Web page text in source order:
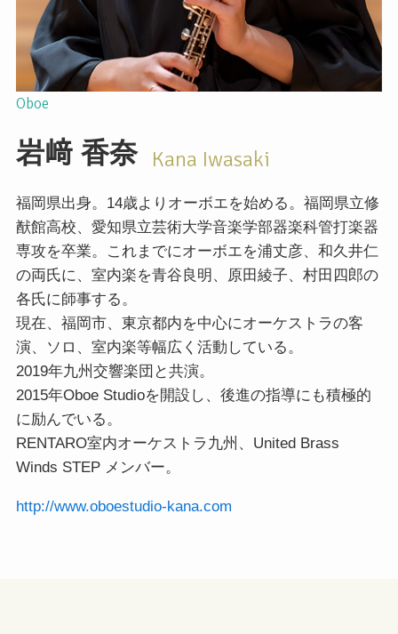
Oboe
岩﨑 香奈 Kana Iwasaki
福岡県出身。14歳よりオーボエを始める。福岡県立修
猷館高校、愛知県立芸術大学音楽学部器楽科管打楽器
専攻を卒業。これまでにオーボエを浦丈彦、和久井仁
の両氏に、室内楽を青谷良明、原田綾子、村田四郎の
各氏に師事する。
現在、福岡市、東京都内を中心にオーケストラの客
演、ソロ、室内楽等幅広く活動している。
2019年九州交響楽団と共演。
2015年Oboe Studioを開設し、後進の指導にも積極的
に励んでいる。
RENTARO室内オーケストラ九州、United Brass
Winds STEP メンバー。
http://www.oboestudio-kana.com